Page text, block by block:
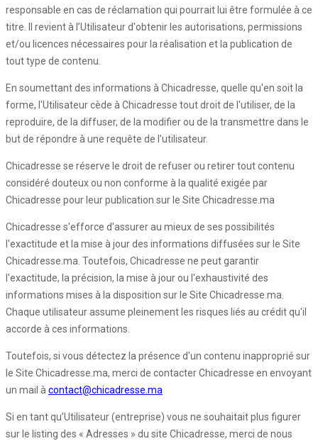
responsable en cas de réclamation qui pourrait lui être formulée à ce
titre. Il revient à l’Utilisateur d'obtenir les autorisations, permissions
et/ou licences nécessaires pour la réalisation et la publication de
tout type de contenu.
En soumettant des informations à Chicadresse, quelle qu'en soit la
forme, l'Utilisateur cède à Chicadresse tout droit de l'utiliser, de la
reproduire, de la diffuser, de la modifier ou de la transmettre dans le
but de répondre à une requête de l'utilisateur.
Chicadresse se réserve le droit de refuser ou retirer tout contenu
considéré douteux ou non conforme à la qualité exigée par
Chicadresse pour leur publication sur le Site Chicadresse.ma
Chicadresse s'efforce d'assurer au mieux de ses possibilités
l'exactitude et la mise à jour des informations diffusées sur le Site
Chicadresse.ma. Toutefois, Chicadresse ne peut garantir
l'exactitude, la précision, la mise à jour ou l'exhaustivité des
informations mises à la disposition sur le Site Chicadresse.ma.
Chaque utilisateur assume pleinement les risques liés au crédit qu'il
accorde à ces informations.
Toutefois, si vous détectez la présence d'un contenu inapproprié sur
le Site Chicadresse.ma, merci de contacter Chicadresse en envoyant
un mail àcontact@chicadresse.ma
Si en tant qu’Utilisateur (entreprise) vous ne souhaitait plus figurer
sur le listing des « Adresses » du site Chicadresse, merci de nous